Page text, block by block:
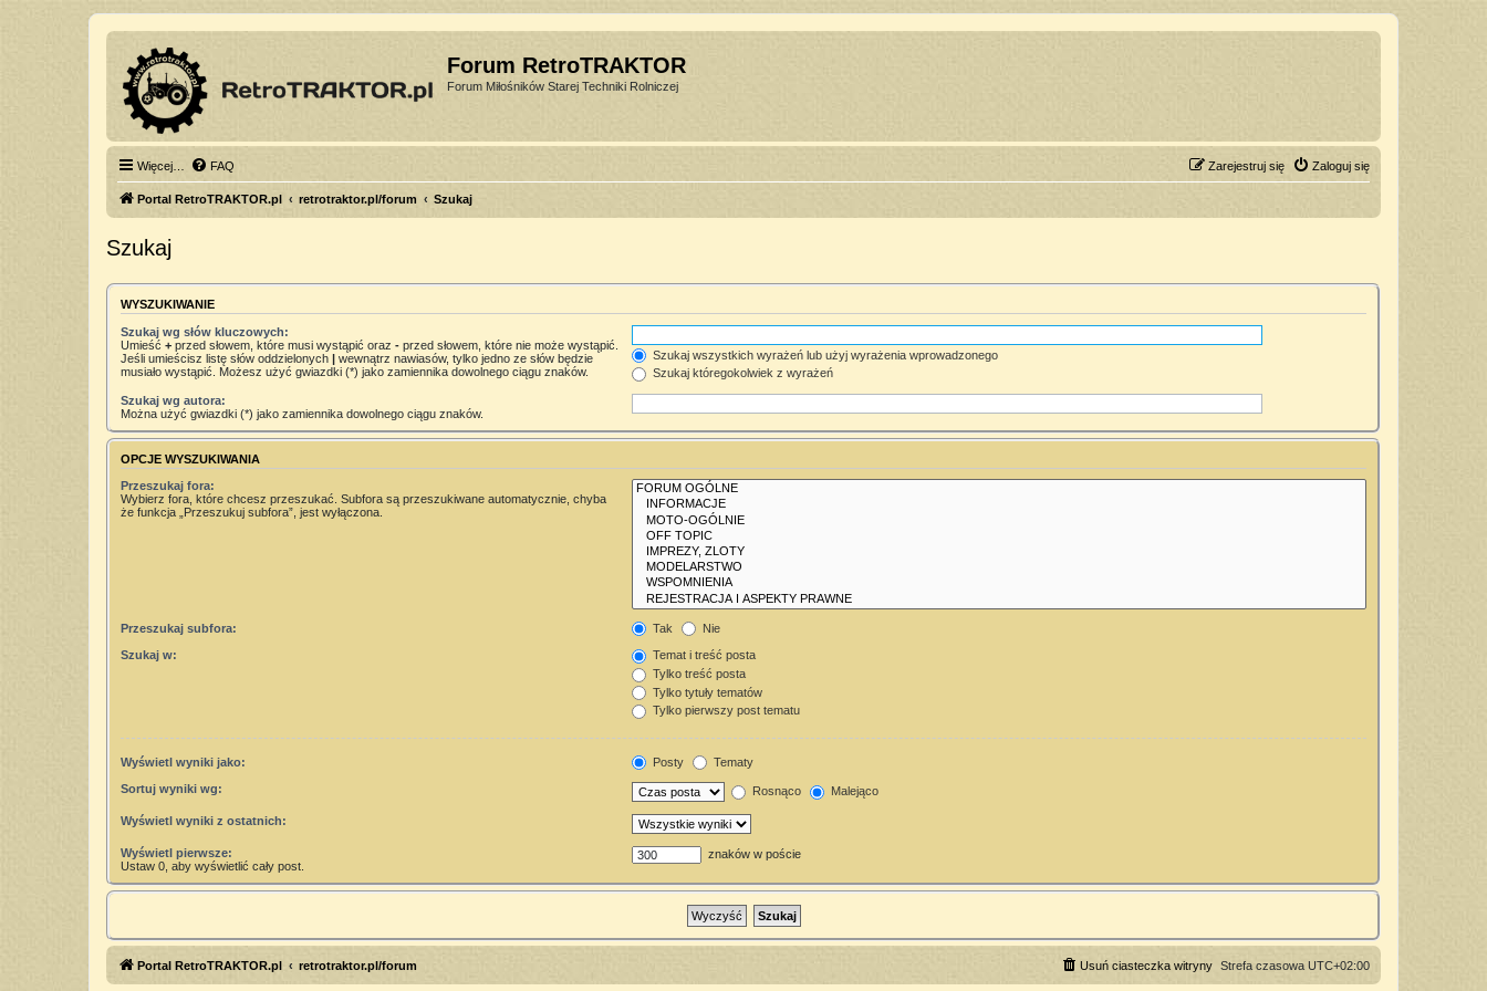
Forum RetroTRAKTOR
Forum Miłośników Starej Techniki Rolniczej
Więcej… FAQ Zaloguj się
Zarejestruj się
Portal RetroTRAKTOR.pl retrotraktor.pl/forum Szukaj
Szukaj
WYSZUKIWANIE
Szukaj wg słów kluczowych:
Umieść + przed słowem, które musi wystąpić oraz - przed słowem, które nie może wystąpić.
Jeśli umieścisz listę słów oddzielonych | wewnątrz nawiasów, tylko jedno ze słów będzie
musiało wystąpić. Możesz użyć gwiazdki (*) jako zamiennika dowolnego ciągu znaków.
Szukaj wszystkich wyrażeń lub użyj wyrażenia wprowadzonego
Szukaj któregokolwiek z wyrażeń
Szukaj wg autora:
Można użyć gwiazdki (*) jako zamiennika dowolnego ciągu znaków.
OPCJE WYSZUKIWANIA
Przeszukaj fora:
Wybierz fora, które chcesz przeszukać. Subfora są przeszukiwane automatycznie, chyba
że funkcja „Przeszukuj subfora”, jest wyłączona.
Przeszukaj subfora: Tak Nie
Szukaj w:
Temat i treść posta
Tylko treść posta
Tylko tytuły tematów
Tylko pierwszy post tematu
Wyświetl wyniki jako: Posty Tematy
Sortuj wyniki wg: Rosnąco Malejąco
Wyświetl wyniki z ostatnich:
Wyświetl pierwsze:
Ustaw 0, aby wyświetlić cały post.
znaków w poście
Portal RetroTRAKTOR.pl retrotraktor.pl/forum Strefa czasowa UTC+02:00
Usuń ciasteczka witryny